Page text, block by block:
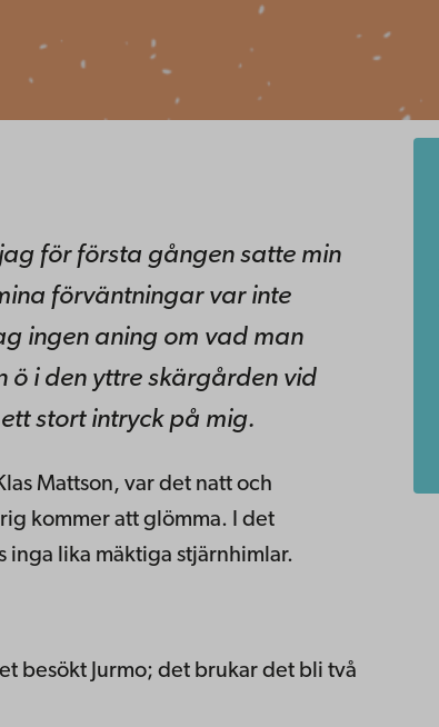
för första gången satte min
förväntningar var inte
ingen aning om vad man
ö i den yttre skärgården vid
stort intryck på mig.
Mattson, var det natt och
kommer att glömma. I det
lika mäktiga stjärnhimlar.
besökt Jurmo; det brukar det bli två